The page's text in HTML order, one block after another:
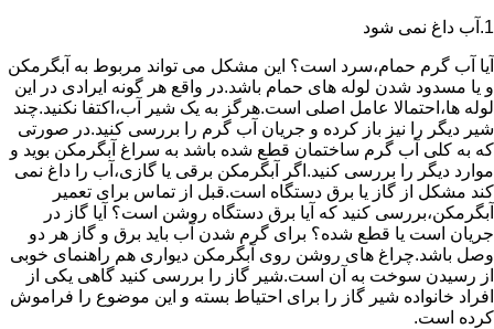
1.آب داغ نمی شود
آیا آب گرم حمام،سرد است؟ این مشکل می تواند مربوط به آبگرمکن
و یا مسدود شدن لوله های حمام باشد.در واقع هر گونه ایرادی در این
لوله ها،احتمالا عامل اصلی است.هرگز به یک شیر آب،اکتفا نکنید.چند
شیر دیگر را نیز باز کرده و جریان آب گرم را بررسی کنید.در صورتی
که به کلی آب گرم ساختمان قطع شده باشد به سراغ آبگرمکن بوید و
موارد دیگر را بررسی کنید.اگر آبگرمکن برقی یا گازی،آب را داغ نمی
کند مشکل از گاز یا برق دستگاه است.قبل از تماس برای تعمیر
آبگرمکن،بررسی کنید که آیا برق دستگاه روشن است؟ آیا گاز در
جریان است یا قطع شده؟ برای گرم شدن آب باید برق و گاز هر دو
وصل باشد.چراغ های روشن روی آبگرمکن دیواری هم راهنمای خوبی
از رسیدن سوخت به آن است.شیر گاز را بررسی کنید گاهی یکی از
افراد خانواده شیر گاز را برای احتیاط بسته و این موضوع را فراموش
کرده است.